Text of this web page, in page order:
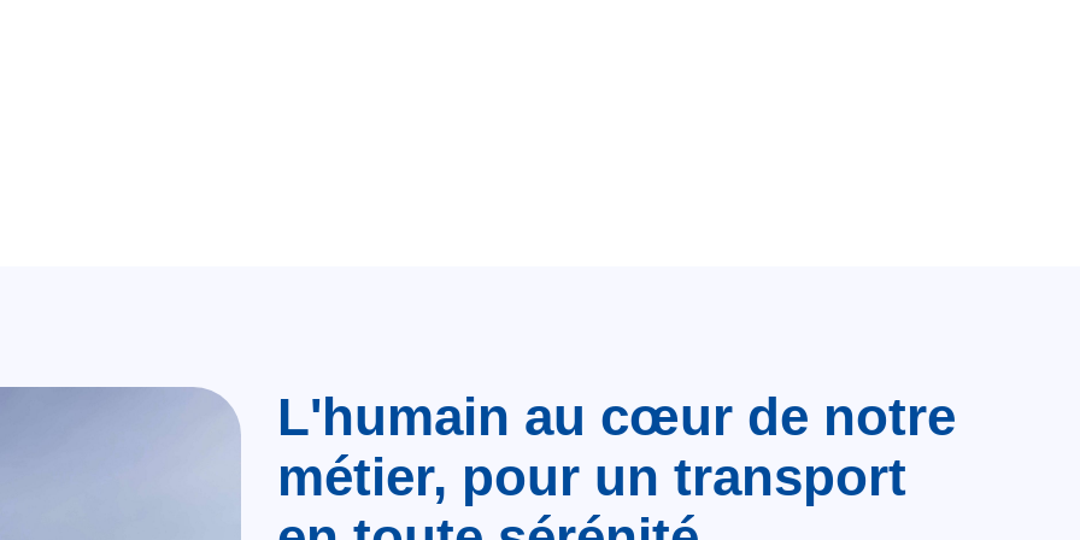
L'humain au cœur de notre
métier, pour un transport